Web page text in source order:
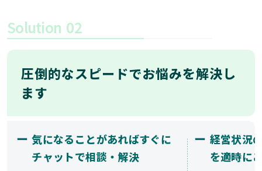
Solution 02
圧倒的なスピードでお悩みを解決し
ます
ー 気になることがあればすぐに
チャットで相談・解決
ー 経営状況
を適時に